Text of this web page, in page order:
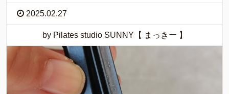
2025.02.27
by Pilates studio SUNNY【 まっきー 】